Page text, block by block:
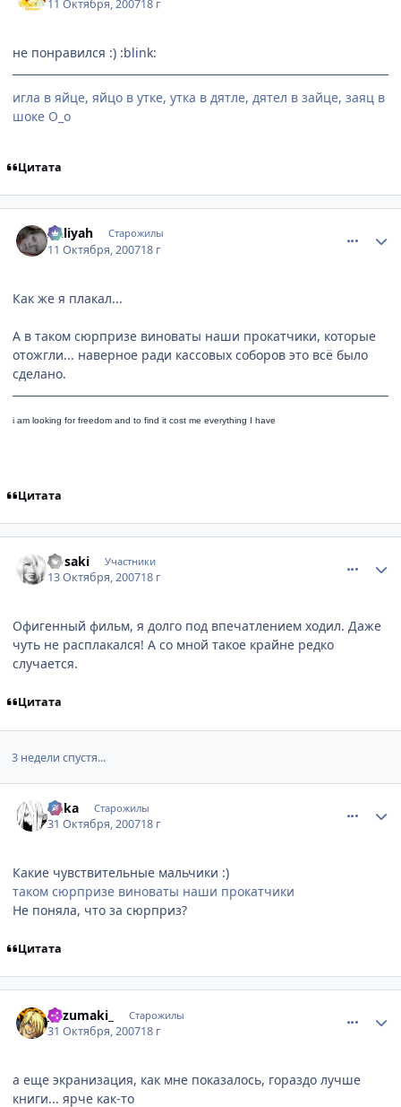
11 Октября, 200718 г
не понравился :) :blink:
игла в яйце, яйцо в утке, утка в дятле, дятел в зайце, заяц в
шоке О_о
Цитата
Aaliyah Старожилы
11 Октября, 200718 г
Как же я плакал...
А в таком сюрпризе виноваты наши прокатчики, которые
отожгли... наверное ради кассовых соборов это всё было
сделано.
i am looking for freedom and to find it cost me everything I have
Цитата
Dosaki Участники
13 Октября, 200718 г
Офигенный фильм, я долго под впечатлением ходил. Даже
чуть не расплакался! А со мной такое крайне редко
случается.
Цитата
3 недели спустя...
Yuka Старожилы
31 Октября, 200718 г
Какие чувствительные мальчики :)
таком сюрпризе виноваты наши прокатчики
Не поняла, что за сюрприз?
Цитата
_Uzumaki_ Старожилы
31 Октября, 200718 г
а еще экранизация, как мне показалось, гораздо лучше
книги... ярче как-то